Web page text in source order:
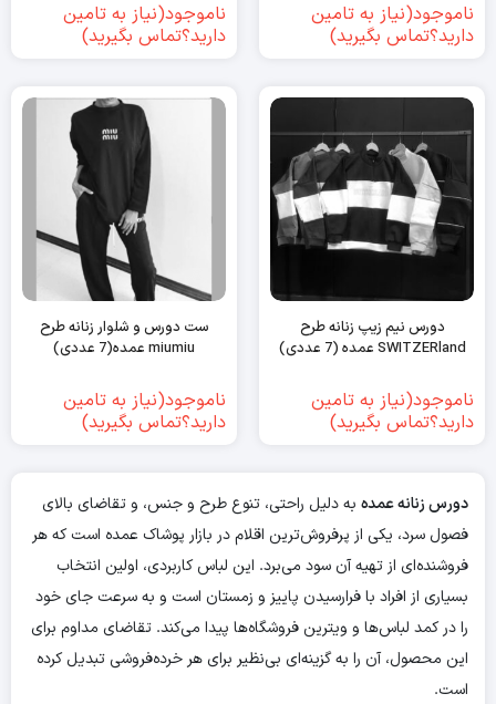
ناموجود(نیاز به تامین
دارید؟تماس بگیرید)
ناموجود(نیاز به تامین
دارید؟تماس بگیرید)
دورس نیم زیپ زنانه طرح
SWITZERland عمده (7 عددی)
ناموجود(نیاز به تامین
دارید؟تماس بگیرید)
ست دورس و شلوار زنانه طرح
miumiu عمده(7 عددی)
ناموجود(نیاز به تامین
دارید؟تماس بگیرید)
دورس زنانه عمده به دلیل راحتی، تنوع طرح و جنس، و تقاضای بالای
فصول سرد، یکی از پرفروش‌ترین اقلام در بازار پوشاک عمده است که هر
فروشنده‌ای از تهیه آن سود می‌برد. این لباس کاربردی، اولین انتخاب
بسیاری از افراد با فرارسیدن پاییز و زمستان است و به سرعت جای خود
را در کمد لباس‌ها و ویترین فروشگاه‌ها پیدا می‌کند. تقاضای مداوم برای
این محصول، آن را به گزینه‌ای بی‌نظیر برای هر خرده‌فروشی تبدیل کرده
است.